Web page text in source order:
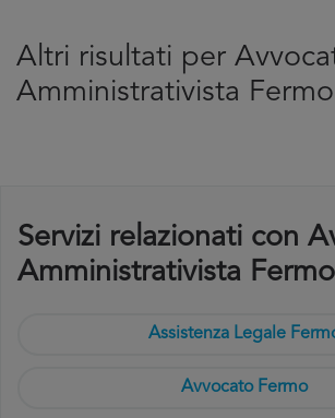
Altri risultati per
Amministrativista Fermo
Servizi relazionati con
Amministrativista Fermo
Assistenza Legale
Avvocato Fermo